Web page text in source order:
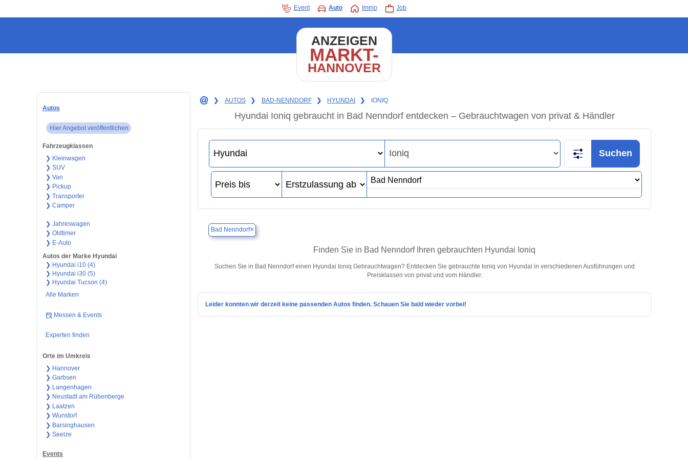
Event Auto Immo Job
ANZEIGEN
MARKT-
HANNOVER
Autos
Hier Angebot veröffentlichen
Fahrzeugklassen
❯ Kleinwagen
❯ SUV
❯ Van
❯ Pickup
❯ Transporter
❯ Camper
❯ Jahreswagen
❯ Oldtimer
❯ E-Auto
Autos der Marke Hyundai
❯ Hyundai i10 (4)
❯ Hyundai i30 (5)
❯ Hyundai Tucson (4)
Alle Marken
Messen & Events
Experten finden
Orte im Umkreis
❯ Hannover
❯ Garbsen
❯ Langenhagen
❯ Neustadt am Rübenberge
❯ Laatzen
❯ Wunstorf
❯ Barsinghausen
❯ Seelze
Events
❯ AUTOS ❯ BAD-NENNDORF ❯ HYUNDAI ❯ IONIQ
Hyundai Ioniq gebraucht in Bad Nenndorf entdecken – Gebrauchtwagen von privat & Händler
Suchen
Bad Nenndorf×
Finden Sie in Bad Nenndorf Ihren gebrauchten Hyundai Ioniq
Suchen Sie in Bad Nenndorf einen Hyundai Ioniq Gebrauchtwagen? Entdecken Sie gebrauchte Ioniq von Hyundai in verschiedenen Ausführungen und
Preisklassen von privat und vom Händler.
Leider konnten wir derzeit keine passenden Autos finden. Schauen Sie bald wieder vorbei!